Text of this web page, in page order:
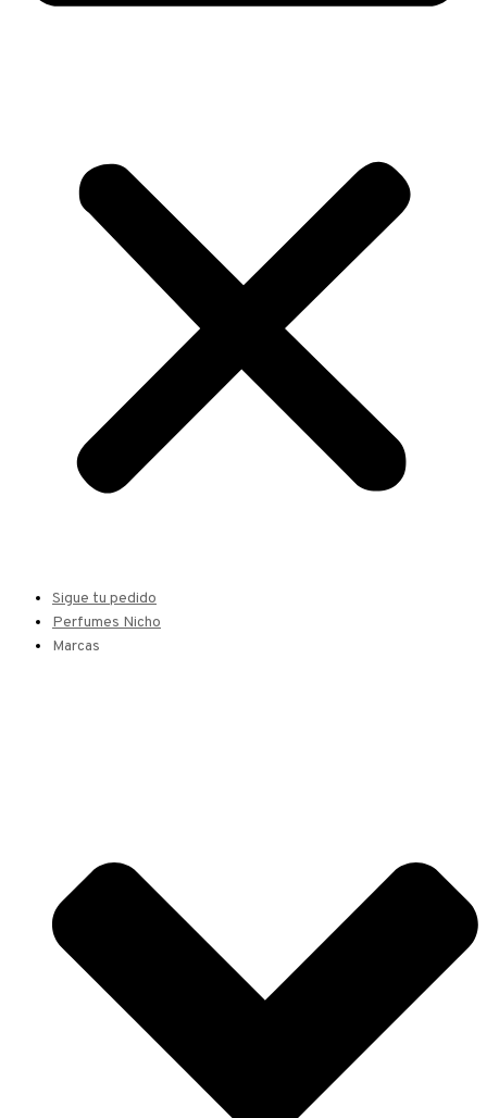
Sigue tu pedido
Perfumes Nicho
Marcas